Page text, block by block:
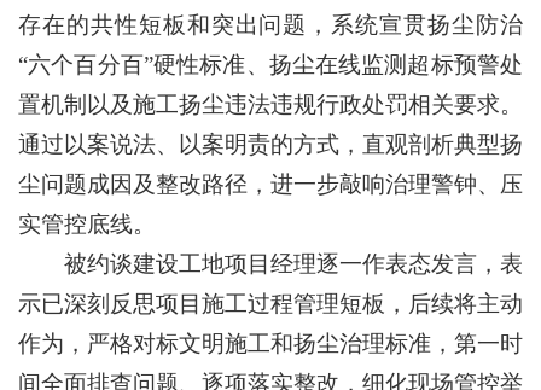
存在的共性短板和突出问题，系统宣贯扬尘防治
“六个百分百”硬性标准、扬尘在线监测超标预警处
置机制以及施工扬尘违法违规行政处罚相关要求。
通过以案说法、以案明责的方式，直观剖析典型扬
尘问题成因及整改路径，进一步敲响治理警钟、压
实管控底线。
被约谈建设工地项目经理逐一作表态发言，表
示已深刻反思项目施工过程管理短板，后续将主动
作为，严格对标文明施工和扬尘治理标准，第一时
间全面排查问题、逐项落实整改，细化现场管控举